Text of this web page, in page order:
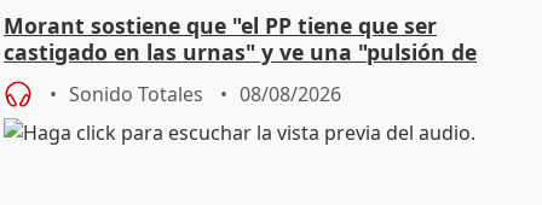
Morant sostiene que "el PP tiene que ser
castigado en las urnas" y ve una "pulsión de
cambio"
Sonido Totales 08/08/2026